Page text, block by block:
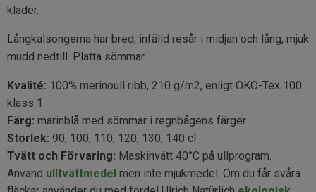
kläder.
Långkalsongerna har bred, infälld resår i midjan och lång, mjuk
mudd nedtill. Platta sömmar.
Kvalité: 100% merinoull ribb, 210 g/m2, enligt ÖKO-Tex 100
klass 1
Färg: marinblå med sömmar i regnbågens färger
Storlek: 90, 100, 110, 120, 130, 140 cl
Tvätt och Förvaring: Maskinvätt 40°C på ullprogram.
Använd ulltvättmedel men inte mjukmedel. Om du får svåra